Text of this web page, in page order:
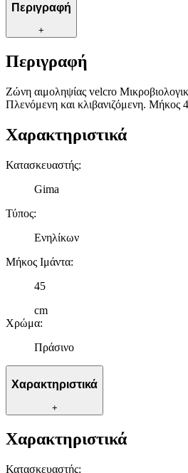
Περιγραφή
+
Περιγραφή
Ζώνη αιμοληψίας velcro
Πλενόμενη και κλιβανιζόμενη. Μήκος
Χαρακτηριστικά
Κατασκευαστής:
Gima
Τύπος:
Ενηλίκων
Μήκος Ιμάντα:
45
cm
Χρώμα:
Πράσινο
Χαρακτηριστικά
+
Χαρακτηριστικά
Κατασκευαστής: